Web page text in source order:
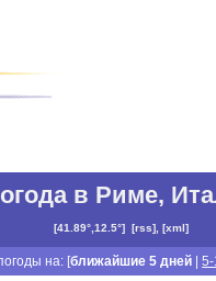
в Риме,
[41.89°,12.5°] [rss], [xml]
на: [ближайшие 5 дней |